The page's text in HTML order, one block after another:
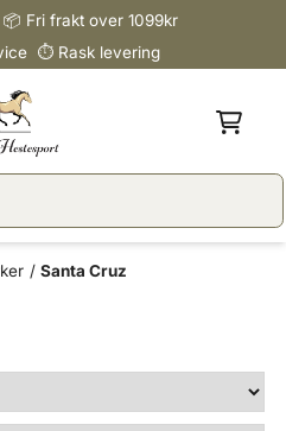
Fri frakt over 1099kr
⏱️ Rask levering
/ Santa Cruz